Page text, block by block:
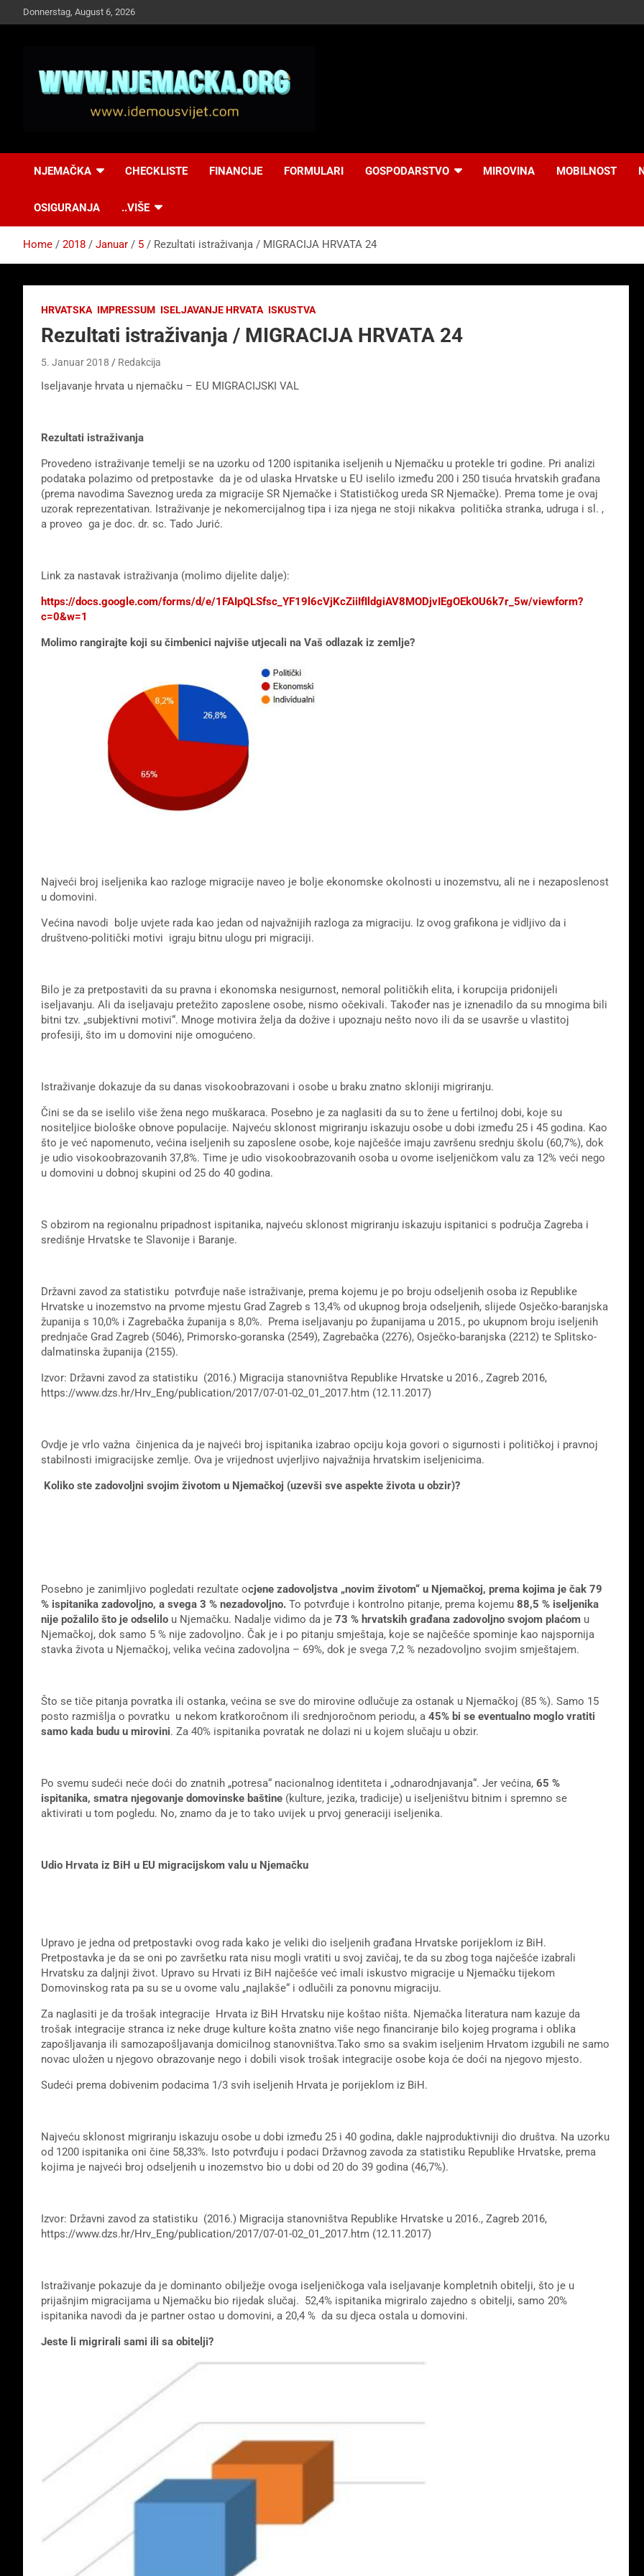
to
Donnerstag, August 6, 2026
Idemo u Svijet-
NJEMAČKA CHECKLISTE FINANCIJE FORMULARI GOSPODARSTVO MIROVINA MOBILNOST
OSIGURANJA ..VIŠE
Home 2018 Januar 5 Rezultati istraživanja / MIGRACIJA HRVATA 24
HRVATSKA IMPRESSUM ISELJAVANJE HRVATA ISKUSTVA
Rezultati istraživanja / MIGRACIJA HRVATA 24
5. Januar 2018 Redakcija
Iseljavanje hrvata u njemačku – EU MIGRACIJSKI VAL
Rezultati istraživanja
Provedeno istraživanje temelji se na uzorku od 1200 ispitanika iseljenih u Njemačku u protekle tri godine. Pri analizi
podataka polazimo od pretpostavke da je od ulaska Hrvatske u EU iselilo između 200 i 250 tisuća hrvatskih građana
(prema navodima Saveznog ureda za migracije SR Njemačke i Statističkog ureda SR Njemačke). Prema tome je ovaj
uzorak reprezentativan. Istraživanje je nekomercijalnog tipa i iza njega ne stoji nikakva politička stranka, udruga i sl. ,
a proveo ga je doc. dr. sc. Tado Jurić.
Link za nastavak istraživanja (molimo dijelite dalje):
https://docs.google.com/forms/d/e/1FAIpQLSfsc_YF19l6cVjKcZiiIfIldgiAV8MODjvIEgOEkOU6k7r_5w/viewform?
c=0&w=1
Molimo rangirajte koji su čimbenici najviše utjecali na Vaš odlazak iz zemlje?
Najveći broj iseljenika kao razloge migracije naveo je bolje ekonomske okolnosti u inozemstvu, ali ne i nezaposlenost
u domovini.
Većina navodi bolje uvjete rada kao jedan od najvažnijih razloga za migraciju. Iz ovog grafikona je vidljivo da i
društveno-politički motivi igraju bitnu ulogu pri migraciji.
Bilo je za pretpostaviti da su pravna i ekonomska nesigurnost, nemoral političkih elita, i korupcija pridonijeli
iseljavanju. Ali da iseljavaju pretežito zaposlene osobe, nismo očekivali. Također nas je iznenadilo da su mnogima bili
bitni tzv. „subjektivni motivi“. Mnoge motivira želja da dožive i upoznaju nešto novo ili da se usavrše u vlastitoj
profesiji, što im u domovini nije omogućeno.
Istraživanje dokazuje da su danas visokoobrazovani i osobe u braku znatno skloniji migriranju.
Čini se da se iselilo više žena nego muškaraca. Posebno je za naglasiti da su to žene u fertilnoj dobi, koje su
nositeljice biološke obnove populacije. Najveću sklonost migriranju iskazuju osobe u dobi između 25 i 45 godina. Kao
što je već napomenuto, većina iseljenih su zaposlene osobe, koje najčešće imaju završenu srednju školu (60,7%), dok
je udio visokoobrazovanih 37,8%. Time je udio visokoobrazovanih osoba u ovome iseljeničkom valu za 12% veći nego
u domovini u dobnoj skupini od 25 do 40 godina.
S obzirom na regionalnu pripadnost ispitanika, najveću sklonost migriranju iskazuju ispitanici s područja Zagreba i
središnje Hrvatske te Slavonije i Baranje.
Državni zavod za statistiku potvrđuje naše istraživanje, prema kojemu je po broju odseljenih osoba iz Republike
Hrvatske u inozemstvo na prvome mjestu Grad Zagreb s 13,4% od ukupnog broja odseljenih, slijede Osječko-baranjska
županija s 10,0% i Zagrebačka županija s 8,0%. Prema iseljavanju po županijama u 2015., po ukupnom broju iseljenih
prednjače Grad Zagreb (5046), Primorsko-goranska (2549), Zagrebačka (2276), Osječko-baranjska (2212) te Splitsko-
dalmatinska županija (2155).
Izvor: Državni zavod za statistiku (2016.) Migracija stanovništva Republike Hrvatske u 2016., Zagreb 2016,
https://www.dzs.hr/Hrv_Eng/publication/2017/07-01-02_01_2017.htm (12.11.2017)
Ovdje je vrlo važna činjenica da je najveći broj ispitanika izabrao opciju koja govori o sigurnosti i političkoj i pravnoj
stabilnosti imigracijske zemlje. Ova je vrijednost uvjerljivo najvažnija hrvatskim iseljenicima.
Koliko ste zadovoljni svojim životom u Njemačkoj (uzevši sve aspekte života u obzir)?
Posebno je zanimljivo pogledati rezultate ocjene zadovoljstva „novim životom“ u Njemačkoj, prema kojima je čak 79
% ispitanika zadovoljno, a svega 3 % nezadovoljno. To potvrđuje i kontrolno pitanje, prema kojemu 88,5 % iseljenika
nije požalilo što je odselilo u Njemačku. Nadalje vidimo da je 73 % hrvatskih građana zadovoljno svojom plaćom u
Njemačkoj, dok samo 5 % nije zadovoljno. Čak je i po pitanju smještaja, koje se najčešće spominje kao najspornija
stavka života u Njemačkoj, velika većina zadovoljna – 69%, dok je svega 7,2 % nezadovoljno svojim smještajem.
Što se tiče pitanja povratka ili ostanka, većina se sve do mirovine odlučuje za ostanak u Njemačkoj (85 %). Samo 15
posto razmišlja o povratku u nekom kratkoročnom ili srednjoročnom periodu, a 45% bi se eventualno moglo vratiti
samo kada budu u mirovini. Za 40% ispitanika povratak ne dolazi ni u kojem slučaju u obzir.
Po svemu sudeći neće doći do znatnih „potresa“ nacionalnog identiteta i „odnarodnjavanja“. Jer većina, 65 %
ispitanika, smatra njegovanje domovinske baštine (kulture, jezika, tradicije) u iseljeništvu bitnim i spremno se
aktivirati u tom pogledu. No, znamo da je to tako uvijek u prvoj generaciji iseljenika.
Udio Hrvata iz BiH u EU migracijskom valu u Njemačku
Upravo je jedna od pretpostavki ovog rada kako je veliki dio iseljenih građana Hrvatske porijeklom iz BiH.
Pretpostavka je da se oni po završetku rata nisu mogli vratiti u svoj zavičaj, te da su zbog toga najčešće izabrali
Hrvatsku za daljnji život. Upravo su Hrvati iz BiH najčešće već imali iskustvo migracije u Njemačku tijekom
Domovinskog rata pa su se u ovome valu „najlakše“ i odlučili za ponovnu migraciju.
Za naglasiti je da trošak integracije Hrvata iz BiH Hrvatsku nije koštao ništa. Njemačka literatura nam kazuje da
trošak integracije stranca iz neke druge kulture košta znatno više nego financiranje bilo kojeg programa i oblika
zapošljavanja ili samozapošljavanja domicilnog stanovništva.Tako smo sa svakim iseljenim Hrvatom izgubili ne samo
novac uložen u njegovo obrazovanje nego i dobili visok trošak integracije osobe koja će doći na njegovo mjesto.
Sudeći prema dobivenim podacima 1/3 svih iseljenih Hrvata je porijeklom iz BiH.
Najveću sklonost migriranju iskazuju osobe u dobi između 25 i 40 godina, dakle najproduktivniji dio društva. Na uzorku
od 1200 ispitanika oni čine 58,33%. Isto potvrđuju i podaci Državnog zavoda za statistiku Republike Hrvatske, prema
kojima je najveći broj odseljenih u inozemstvo bio u dobi od 20 do 39 godina (46,7%).
Izvor: Državni zavod za statistiku (2016.) Migracija stanovništva Republike Hrvatske u 2016., Zagreb 2016,
https://www.dzs.hr/Hrv_Eng/publication/2017/07-01-02_01_2017.htm (12.11.2017)
Istraživanje pokazuje da je dominanto obilježje ovoga iseljeničkoga vala iseljavanje kompletnih obitelji, što je u
prijašnjim migracijama u Njemačku bio rijedak slučaj. 52,4% ispitanika migriralo zajedno s obitelji, samo 20%
ispitanika navodi da je partner ostao u domovini, a 20,4 % da su djeca ostala u domovini.
Jeste li migrirali sami ili sa obitelji?